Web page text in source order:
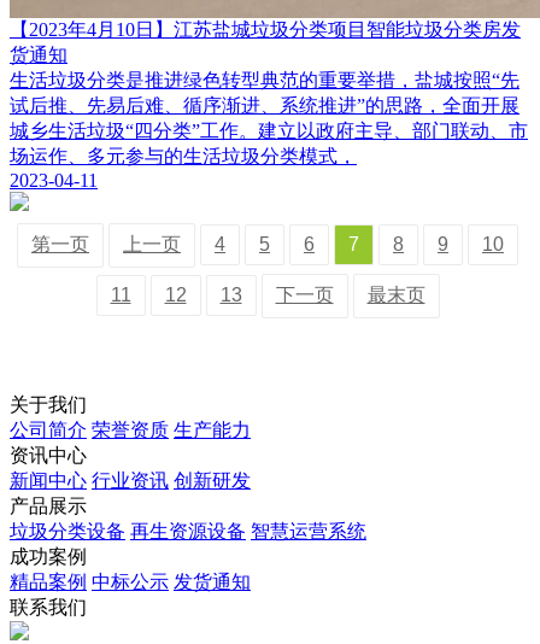
【2023年4月10日】江苏盐城垃圾分类项目智能垃圾分类房发
货通知
生活垃圾分类是推进绿色转型典范的重要举措，盐城按照“先
试后推、先易后难、循序渐进、系统推进”的思路，全面开展
城乡生活垃圾“四分类”工作。建立以政府主导、部门联动、市
场运作、多元参与的生活垃圾分类模式，
2023-04-11
第一页 上一页 4 5 6 7 8 9 10
11 12 13 下一页 最末页
关于我们
公司简介 荣誉资质 生产能力
资讯中心
新闻中心 行业资讯 创新研发
产品展示
垃圾分类设备 再生资源设备 智慧运营系统
成功案例
精品案例 中标公示 发货通知
联系我们